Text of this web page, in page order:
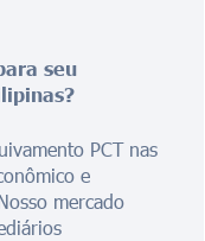
seu
PCT nas
e
mercado